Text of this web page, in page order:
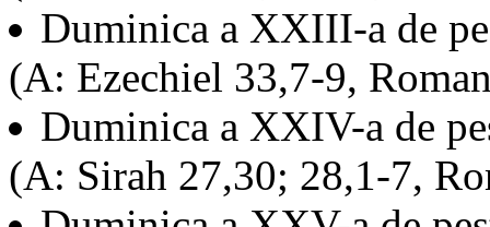
Duminica a XXIII-a de
(A: Ezechiel 33,7-9,
Duminica a XXIV-a de
(A: Sirah 27,30; 28,1-7,